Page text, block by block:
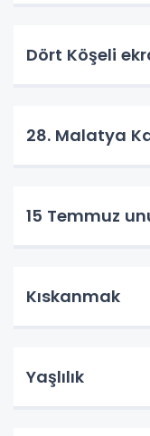
Dört Köşeli
28. Malatya
15 Temmuz
Kıskanmak
Yaşlılık